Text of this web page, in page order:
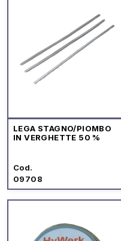
LEGA STAGNO/PIOMBO
IN VERGHETTE 50 %
Cod.
09708